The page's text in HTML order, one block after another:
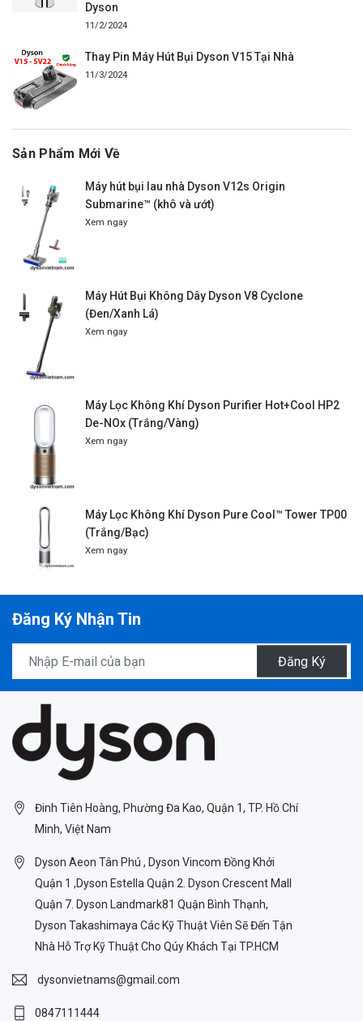
Dyson
11/2/2024
Thay Pin Máy Hút Bụi Dyson V15 Tại Nhà
11/3/2024
Sản Phẩm Mới Về
Máy hút bụi lau nhà Dyson V12s Origin
Submarine™ (khô và ướt)
Xem ngay
Máy Hút Bụi Không Dây Dyson V8 Cyclone
(Đen/Xanh Lá)
Xem ngay
Máy Lọc Không Khí Dyson Purifier Hot+Cool HP2
De-NOx (Trắng/Vàng)
Xem ngay
Máy Lọc Không Khí Dyson Pure Cool™ Tower TP00
(Trắng/Bạc)
Xem ngay
Đăng Ký Nhận Tin
Đăng Ký
Đinh Tiên Hoàng, Phường Đa Kao, Quận 1, TP. Hồ Chí
Minh, Việt Nam
Dyson Aeon Tân Phú , Dyson Vincom Đồng Khởi
Quận 1 ,Dyson Estella Quận 2. Dyson Crescent Mall
Quận 7. Dyson Landmark81 Quận Bình Thạnh,
Dyson Takashimaya Các Kỹ Thuật Viên Sẽ Đến Tận
Nhà Hỗ Trợ Kỹ Thuật Cho Qúy Khách Tại TP.HCM
dysonvietnams@gmail.com
0847111444